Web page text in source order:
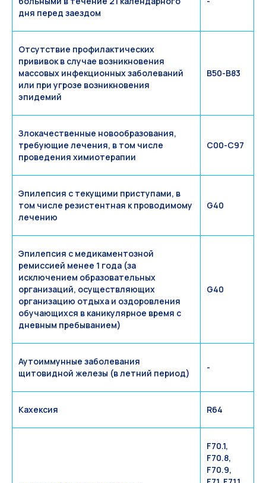
дня перед заездом
Отсутствие профилактических
прививок в случае возникновения
массовых инфекционных заболеваний
или при угрозе возникновения
эпидемий
B50-B83
Злокачественные новообразования,
требующие лечения, в том числе
проведения химиотерапии
C00-C97
Эпилепсия с текущими приступами, в
том числе резистентная к проводимому
лечению
G40
Эпилепсия с медикаментозной
ремиссией менее 1 года (за
исключением образовательных
организаций, осуществляющих
организацию отдыха и оздоровления
обучающихся в каникулярное время с
дневным пребыванием)
G40
Аутоиммунные заболевания
щитовидной железы (в летний период)
-
Кахексия R64
F70.1,
F70.8,
F70.9,